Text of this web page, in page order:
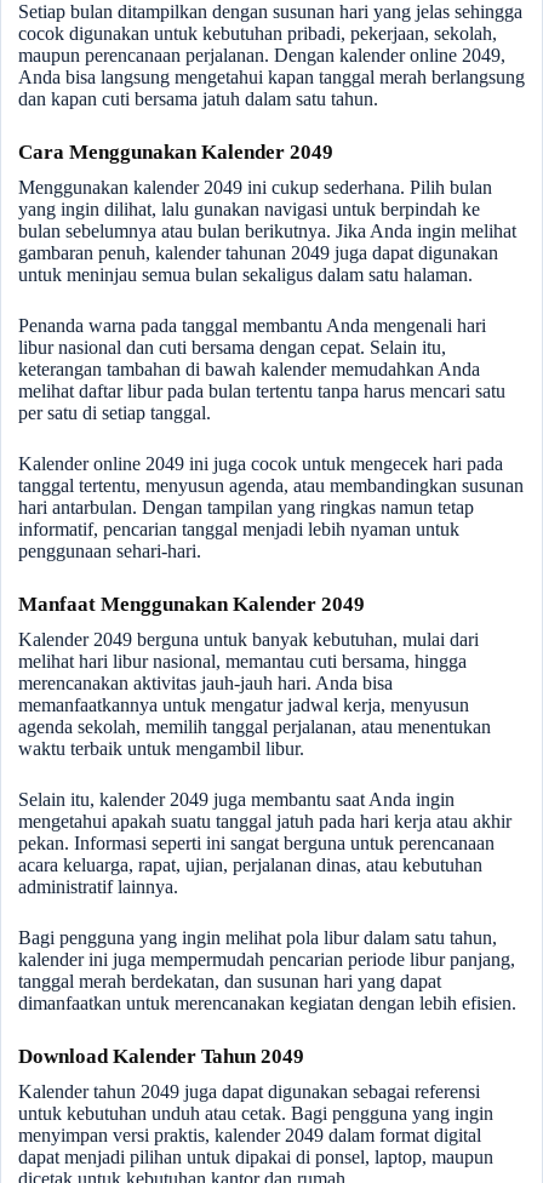
Setiap bulan ditampilkan dengan susunan hari yang jelas sehingga
cocok digunakan untuk kebutuhan pribadi, pekerjaan, sekolah,
maupun perencanaan perjalanan. Dengan kalender online 2049,
Anda bisa langsung mengetahui kapan tanggal merah berlangsung
dan kapan cuti bersama jatuh dalam satu tahun.
Cara Menggunakan Kalender 2049
Menggunakan kalender 2049 ini cukup sederhana. Pilih bulan
yang ingin dilihat, lalu gunakan navigasi untuk berpindah ke
bulan sebelumnya atau bulan berikutnya. Jika Anda ingin melihat
gambaran penuh, kalender tahunan 2049 juga dapat digunakan
untuk meninjau semua bulan sekaligus dalam satu halaman.
Penanda warna pada tanggal membantu Anda mengenali hari
libur nasional dan cuti bersama dengan cepat. Selain itu,
keterangan tambahan di bawah kalender memudahkan Anda
melihat daftar libur pada bulan tertentu tanpa harus mencari satu
per satu di setiap tanggal.
Kalender online 2049 ini juga cocok untuk mengecek hari pada
tanggal tertentu, menyusun agenda, atau membandingkan susunan
hari antarbulan. Dengan tampilan yang ringkas namun tetap
informatif, pencarian tanggal menjadi lebih nyaman untuk
penggunaan sehari-hari.
Manfaat Menggunakan Kalender 2049
Kalender 2049 berguna untuk banyak kebutuhan, mulai dari
melihat hari libur nasional, memantau cuti bersama, hingga
merencanakan aktivitas jauh-jauh hari. Anda bisa
memanfaatkannya untuk mengatur jadwal kerja, menyusun
agenda sekolah, memilih tanggal perjalanan, atau menentukan
waktu terbaik untuk mengambil libur.
Selain itu, kalender 2049 juga membantu saat Anda ingin
mengetahui apakah suatu tanggal jatuh pada hari kerja atau akhir
pekan. Informasi seperti ini sangat berguna untuk perencanaan
acara keluarga, rapat, ujian, perjalanan dinas, atau kebutuhan
administratif lainnya.
Bagi pengguna yang ingin melihat pola libur dalam satu tahun,
kalender ini juga mempermudah pencarian periode libur panjang,
tanggal merah berdekatan, dan susunan hari yang dapat
dimanfaatkan untuk merencanakan kegiatan dengan lebih efisien.
Download Kalender Tahun 2049
Kalender tahun 2049 juga dapat digunakan sebagai referensi
untuk kebutuhan unduh atau cetak. Bagi pengguna yang ingin
menyimpan versi praktis, kalender 2049 dalam format digital
dapat menjadi pilihan untuk dipakai di ponsel, laptop, maupun
dicetak untuk kebutuhan kantor dan rumah.